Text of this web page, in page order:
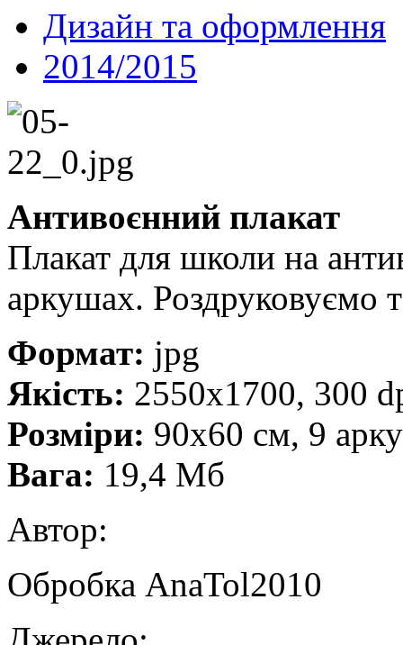
Дизайн та оформлення
2014/2015
Антивоєнний плакат
Плакат для школи на
аркушах. Роздруковуємо
Формат: jpg
Якість: 2550х1700, 300
Розміри: 90х60 см, 9
Вага: 19,4 Мб
Автор:
Обробка AnaTol2010